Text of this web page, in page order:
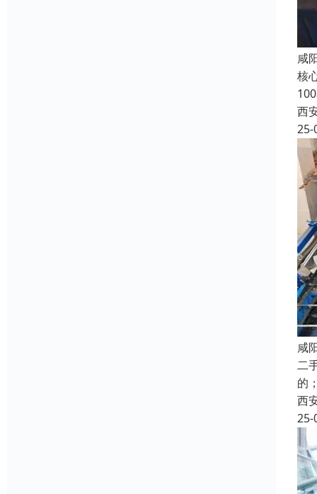
咸
核
西
25-
咸
二
的
西
25-